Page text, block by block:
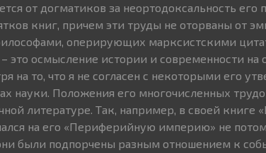
от догматиков за неортодоксальность
книг, причем эти труды не оторваны от
оперирующих марксистскими
это осмысление истории и современности на
на то, что я не согласен с некоторыми его
науки. Положения его многочисленных
литературе. Так, например, в своей книге
на его «Периферийную империю» не
были подпорчены разным отношением к